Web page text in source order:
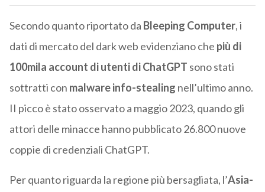
Secondo quanto riportato da Bleeping Computer, i
dati di mercato del dark web evidenziano che più di
100mila account di utenti di ChatGPT sono stati
sottratti con malware info-stealing nell’ultimo anno.
II picco è stato osservato a maggio 2023, quando gli
attori delle minacce hanno pubblicato 26.800 nuove
coppie di credenziali ChatGPT.
Per quanto riguarda la regione più bersagliata, l’Asia-